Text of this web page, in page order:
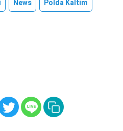
News
Polda Kaltim